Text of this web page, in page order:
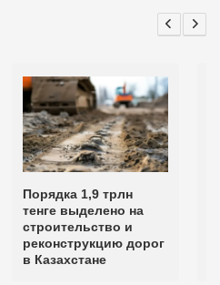
Порядка 1,9 трлн
тенге выделено на
строительство и
реконструкцию дорог
в Казахстане